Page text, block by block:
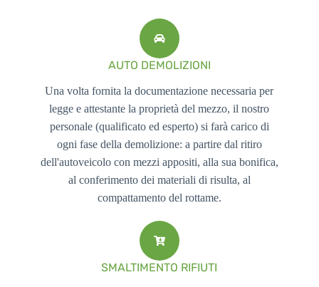
AUTO DEMOLIZIONI
Una volta fornita la documentazione necessaria per
legge e attestante la proprietà del mezzo, il nostro
personale (qualificato ed esperto) si farà carico di
ogni fase della demolizione: a partire dal ritiro
dell'autoveicolo con mezzi appositi, alla sua bonifica,
al conferimento dei materiali di risulta, al
compattamento del rottame.
SMALTIMENTO RIFIUTI